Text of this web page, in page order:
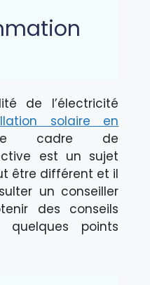
de l’électricité
solaire en
cadre de
est un sujet
être différent et il
un conseiller
des conseils
quelques points